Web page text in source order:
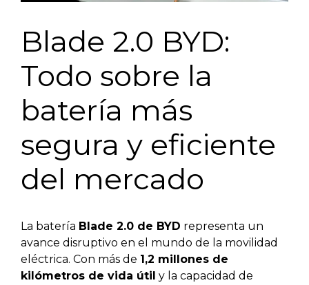
Blade 2.0 BYD:
Todo sobre la
batería más
segura y eficiente
del mercado
La batería Blade 2.0 de BYD representa un
avance disruptivo en el mundo de la movilidad
eléctrica. Con más de 1,2 millones de
kilómetros de vida útil y la capacidad de